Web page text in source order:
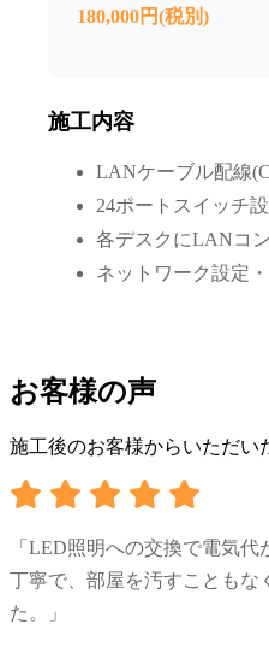
180,000円(税別)
施工内容
LANケーブル配線
24ポートスイッチ
各デスクにLANコ
ネットワーク設定
お客様の声
施工後のお客様からいただい
「LED照明への交換で電気
丁寧で、部屋を汚すこともな
た。」